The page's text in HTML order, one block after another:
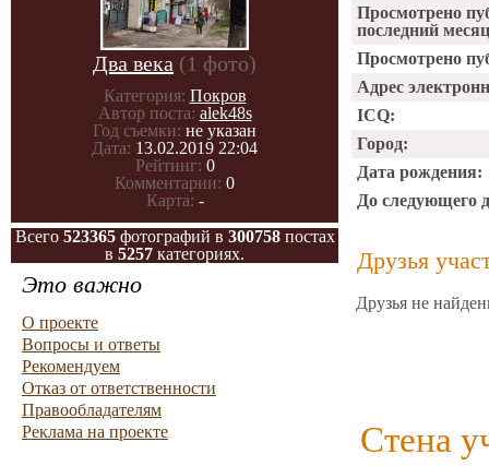
Два века (1 фото)
Категория: Покров
Автор поста: alek48s
Год съемки: не указан
Дата: 13.02.2019 22:04
Рейтинг: 0
Комментарии: 0
Карта: -
Всего 523365фотографий в 300758постах
в 5257 категориях.
Это важно
О проекте
Вопросы и ответы
Рекомендуем
Отказ от ответственности
Правообладателям
Реклама на проекте
Просмотрено
последний
Просмотрено
Адрес
ICQ:
Город:
Дата рождения:
До следующего
Друзья
Друзья не
Стена